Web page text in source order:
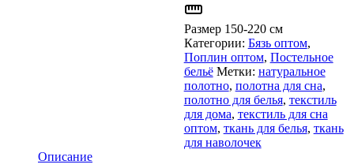
Размер 150-220 см
Категории: Бязь оптом,
Поплин оптом, Постельное
бельё Метки: натуральное
полотно, полотна для сна,
полотно для белья, текстиль
для дома, текстиль для сна
оптом, ткань для белья, ткань
для наволочек
Описание